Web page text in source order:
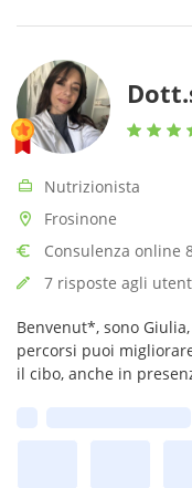
Nutrizionista
Frosinone
Consulenza online
7 risposte agli
Benvenut*, sono
percorsi puoi
il cibo, anche in